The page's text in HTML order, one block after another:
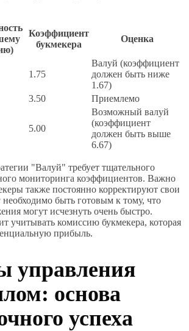
Коэффициент
букмекера
Оценка
1.75
Валуй (коэффициент
должен быть ниже
1.67)
3.50
Приемлемо
5.00
Возможный валуй
(коэффициент
должен быть выше
6.67)
"Валуй" требует тщательного
мониторинга коэффициентов. Важно
также постоянно корректируют свои
быть готовым к тому, что
могут исчезнуть очень быстро.
учитывать комиссию букмекера, которая
прибыль.
управления
основа
успеха